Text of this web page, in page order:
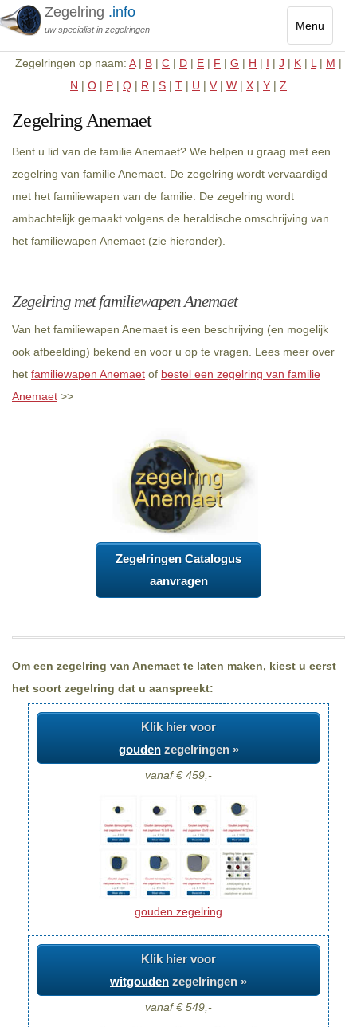
Menu
Toggle
Zegelring .info
uw specialist in zegelringen
Zegelringen op naam: A| B | C | D | E | F | G | H | I | J | K | L | M |
N | O | P | Q | R | S | T | U | V | W | X | Y | Z
Zegelring Anemaet
Bent u lid van de familie Anemaet? We helpen u graag met een
zegelring van familie Anemaet. De zegelring wordt vervaardigd
met het familiewapen van de familie. De zegelring wordt
ambachtelijk gemaakt volgens de heraldische omschrijving van
het familiewapen Anemaet (zie hieronder).
Zegelring met familiewapen Anemaet
Van het familiewapen Anemaet is een beschrijving (en mogelijk
ook afbeelding) bekend en voor u op te vragen. Lees meer over
het familiewapen Anemaet of bestel een zegelring van familie
Anemaet >>
Zegelringen Catalogus
aanvragen
Om een zegelring van Anemaet te laten maken, kiest u eerst
het soort zegelring dat u aanspreekt:
Klik hier voor
goudenzegelringen »
vanaf € 459,-
gouden zegelring
Klik hier voor
witgouden zegelringen »
vanaf € 549,-